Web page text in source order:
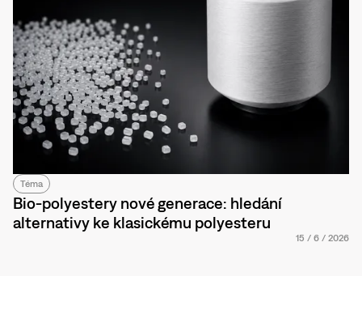
Téma
Bio-polyestery nové generace: hledání
alternativy ke klasickému polyesteru
15 / 6 / 2026